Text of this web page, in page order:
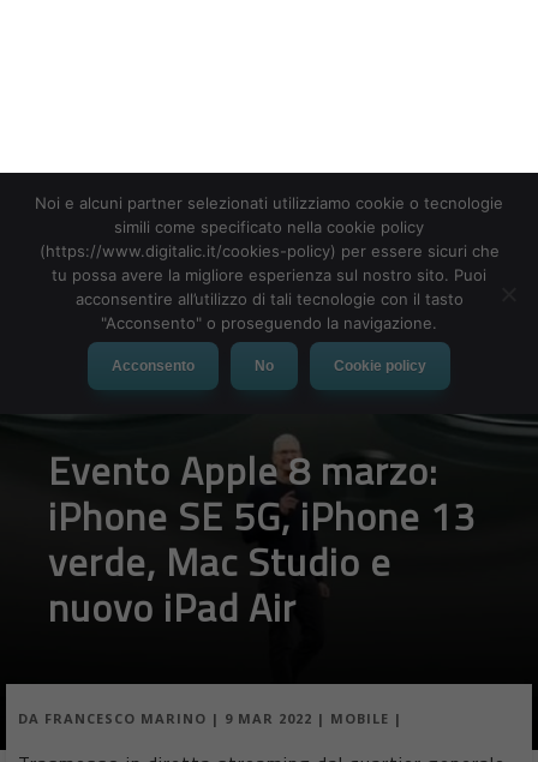
Evento Apple 8 marzo:
iPhone SE 5G, iPhone 13
verde, Mac Studio e
nuovo iPad Air
FRANCESCO MARINO 9 MAR 2022 | MOBILE
Trasmesso in diretta streaming dal quartier generale
dell’Apple Park a Cupertino ha fatto calare il sipario su
Jobs Theatre di Cupertino in California. Sipario calato sulle novità
Acconsento No Cookie policy